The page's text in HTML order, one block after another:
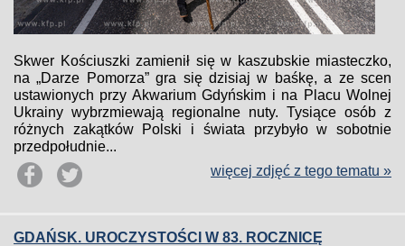
Skwer Kościuszki zamienił się w kaszubskie miasteczko,
na „Darze Pomorza” gra się dzisiaj w baśkę, a ze scen
ustawionych przy Akwarium Gdyńskim i na Placu Wolnej
Ukrainy wybrzmiewają regionalne nuty. Tysiące osób z
różnych zakątków Polski i świata przybyło w sobotnie
przedpołudnie...
więcej zdjęć z tego tematu »
GDAŃSK. UROCZYSTOŚCI W 83. ROCZNICĘ